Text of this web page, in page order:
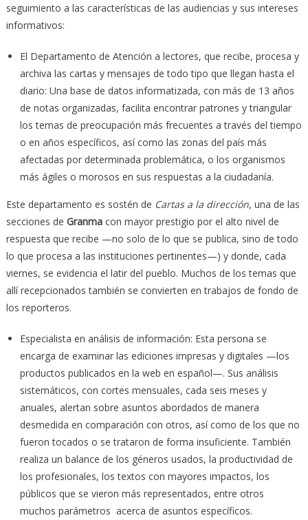
seguimiento a las características de las audiencias y sus intereses
informativos:
El Departamento de Atención a lectores, que recibe, procesa y
archiva las cartas y mensajes de todo tipo que llegan hasta el
diario: Una base de datos informatizada, con más de 13 años
de notas organizadas, facilita encontrar patrones y triangular
los temas de preocupación más frecuentes a través del tiempo
o en años específicos, así como las zonas del país más
afectadas por determinada problemática, o los organismos
más ágiles o morosos en sus respuestas a la ciudadanía.
Este departamento es sostén de Cartas a la dirección, una de las
secciones de Granmacon mayor prestigio por el alto nivel de
respuesta que recibe —no solo de lo que se publica, sino de todo
lo que procesa a las instituciones pertinentes—) y donde, cada
viernes, se evidencia el latir del pueblo. Muchos de los temas que
allí recepcionados también se convierten en trabajos de fondo de
los reporteros.
Especialista en análisis de información: Esta persona se
encarga de examinar las ediciones impresas y digitales —los
productos publicados en la web en español—. Sus análisis
sistemáticos, con cortes mensuales, cada seis meses y
anuales, alertan sobre asuntos abordados de manera
desmedida en comparación con otros, así como de los que no
fueron tocados o se trataron de forma insuficiente. También
realiza un balance de los géneros usados, la productividad de
los profesionales, los textos con mayores impactos, los
públicos que se vieron más representados, entre otros
muchos parámetros acerca de asuntos específicos.